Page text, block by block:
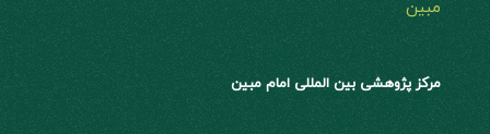
مبین
مرکز پژوهشی بین المللی امام مبین